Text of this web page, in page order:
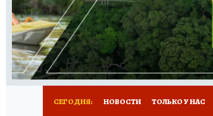
РАДИО КП РЕКЛАМА ТЕСТЫ
СЕГОДНЯ: НОВОСТИ ТОЛЬКО У НАС